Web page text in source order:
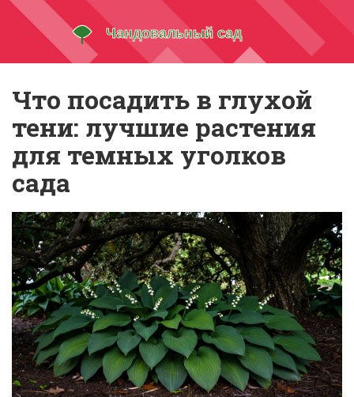
Что посадить в глухой
тени: лучшие растения
для темных уголков
сада